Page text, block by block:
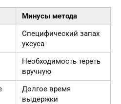
Минусы метода
Специфический запах
уксуса
Необходимость тереть
вручную
Долгое время
выдержки